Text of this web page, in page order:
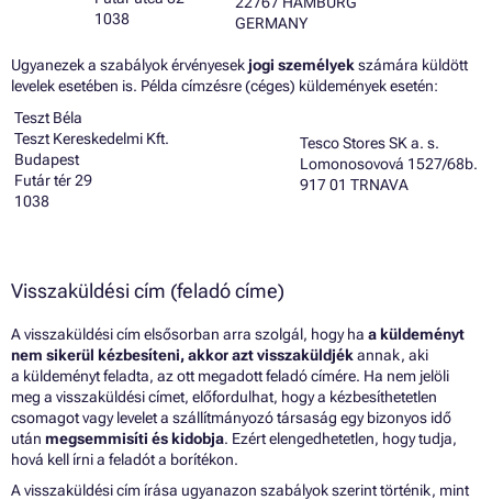
1038
GERMANY
Ugyanezek a szabályok érvényesekjogi személyek számára küldött
levelek esetében is. Példa címzésre (céges) küldemények esetén:
Teszt Béla
Teszt Kereskedelmi Kft.
Budapest
Futár tér 29
1038
Tesco Stores SK a. s.
Lomonosovová 1527/68b.
917 01 TRNAVA
Visszaküldési cím (feladó címe)
A visszaküldési cím elsősorban arra szolgál, hogy ha a küldeményt
nem sikerül kézbesíteni, akkor azt visszaküldjék annak, aki
a küldeményt feladta, az ott megadott feladó címére. Ha nem jelöli
meg a visszaküldési címet, előfordulhat, hogy a kézbesíthetetlen
csomagot vagy levelet a szállítmányozó társaság egy bizonyos idő
után megsemmisíti és kidobja. Ezért elengedhetetlen, hogy tudja,
hová kell írni a feladót a borítékon.
A visszaküldési cím írása ugyanazon szabályok szerint történik, mint